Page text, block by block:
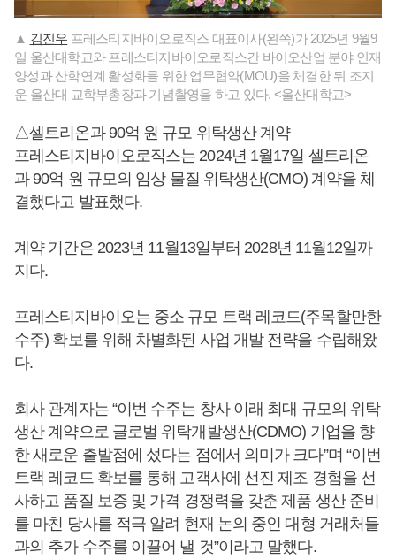
▲ 김진우 프레스티지바이오로직스 대표이사(왼쪽)가 2025년 9월9
일 울산대학교와 프레스티지바이오로직스간 바이오산업 분야 인재
양성과 산학연계 활성화를 위한 업무협약(MOU)을 체결한 뒤 조지
운 울산대 교학부총장과 기념촬영을 하고 있다. <울산대학교>
△셀트리온과 90억 원 규모 위탁생산 계약
프레스티지바이오로직스는 2024년 1월17일 셀트리온
과 90억 원 규모의 임상 물질 위탁생산(CMO) 계약을 체
결했다고 발표했다.
계약 기간은 2023년 11월13일부터 2028년 11월12일까
지다.
프레스티지바이오는 중소 규모 트랙 레코드(주목할만한
수주) 확보를 위해 차별화된 사업 개발 전략을 수립해왔
다.
회사 관계자는 “이번 수주는 창사 이래 최대 규모의 위탁
생산 계약으로 글로벌 위탁개발생산(CDMO) 기업을 향
한 새로운 출발점에 섰다는 점에서 의미가 크다”며 “이번
트랙 레코드 확보를 통해 고객사에 선진 제조 경험을 선
사하고 품질 보증 및 가격 경쟁력을 갖춘 제품 생산 준비
를 마친 당사를 적극 알려 현재 논의 중인 대형 거래처들
과의 추가 수주를 이끌어 낼 것”이라고 말했다.